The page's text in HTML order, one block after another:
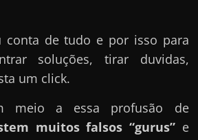
conta de tudo e por isso para
soluções, tirar duvidas,
um click.
meio a essa profusão de
muitos falsos “gurus”e